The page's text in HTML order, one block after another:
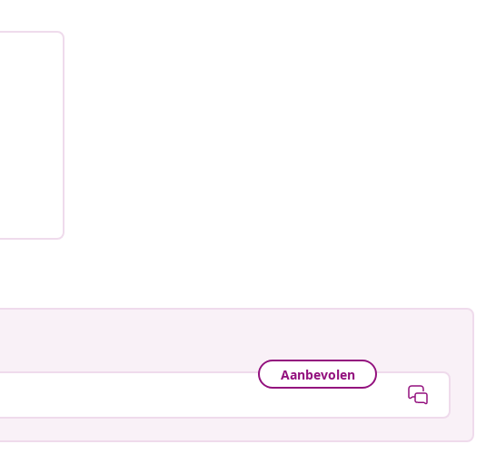
Aanbevolen